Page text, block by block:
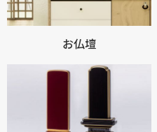
お仏壇